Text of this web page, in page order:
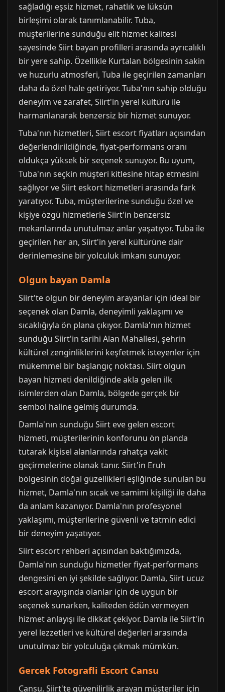
sağladığı eşsiz hizmet, rahatlık ve lüksün
birleşimi olarak tanımlanabilir. Tuba,
müşterilerine sunduğu elit hizmet kalitesi
sayesinde Siirt bayan profilleri arasında ayrıcalıklı
bir yere sahip. Özellikle Kurtalan bölgesinin sakin
ve huzurlu atmosferi, Tuba ile geçirilen zamanları
daha da özel hale getiriyor. Tuba'nın sahip olduğu
deneyim ve zarafet, Siirt'in yerel kültürü ile
harmanlanarak benzersiz bir hizmet sunuyor.
Tuba'nın hizmetleri, Siirt escort fiyatları açısından
değerlendirildiğinde, fiyat-performans oranı
oldukça yüksek bir seçenek sunuyor. Bu uyum,
Tuba'nın seçkin müşteri kitlesine hitap etmesini
sağlıyor ve Siirt eskort hizmetleri arasında fark
yaratıyor. Tuba, müşterilerine sunduğu özel ve
kişiye özgü hizmetlerle Siirt'in benzersiz
mekanlarında unutulmaz anlar yaşatıyor. Tuba ile
geçirilen her an, Siirt'in yerel kültürüne dair
derinlemesine bir yolculuk imkanı sunuyor.
Olgun bayan Damla
Siirt'te olgun bir deneyim arayanlar için ideal bir
seçenek olan Damla, deneyimli yaklaşımı ve
sıcaklığıyla ön plana çıkıyor. Damla'nın hizmet
sunduğu Siirt'in tarihi Alan Mahallesi, şehrin
kültürel zenginliklerini keşfetmek isteyenler için
mükemmel bir başlangıç noktası. Siirt olgun
bayan hizmeti denildiğinde akla gelen ilk
isimlerden olan Damla, bölgede gerçek bir
sembol haline gelmiş durumda.
Damla'nın sunduğu Siirt eve gelen escort
hizmeti, müşterilerinin konforunu ön planda
tutarak kişisel alanlarında rahatça vakit
geçirmelerine olanak tanır. Siirt'in Eruh
bölgesinin doğal güzellikleri eşliğinde sunulan bu
hizmet, Damla'nın sıcak ve samimi kişiliği ile daha
da anlam kazanıyor. Damla'nın profesyonel
yaklaşımı, müşterilerine güvenli ve tatmin edici
bir deneyim yaşatıyor.
Siirt escort rehberi açısından baktığımızda,
Damla'nın sunduğu hizmetler fiyat-performans
dengesini en iyi şekilde sağlıyor. Damla, Siirt ucuz
escort arayışında olanlar için de uygun bir
seçenek sunarken, kaliteden ödün vermeyen
hizmet anlayışı ile dikkat çekiyor. Damla ile Siirt'in
yerel lezzetleri ve kültürel değerleri arasında
unutulmaz bir yolculuğa çıkmak mümkün.
Gercek Fotografli Escort Cansu
Cansu, Siirt'te güvenilirlik arayan müşteriler için